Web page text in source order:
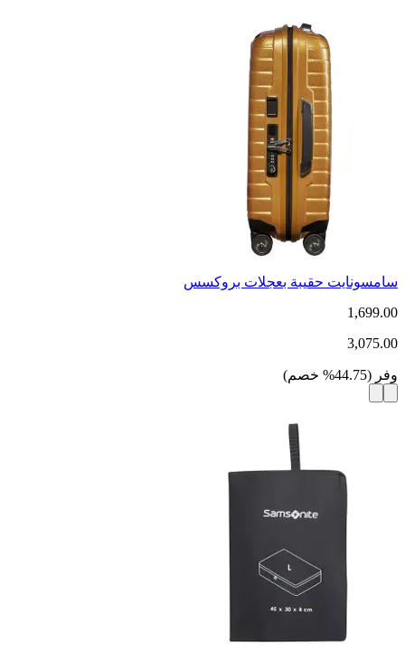
سامسونايت حقيبة بعجلات بروكسس
1,699.00
3,075.00
وفر (
44.75
% خصم)